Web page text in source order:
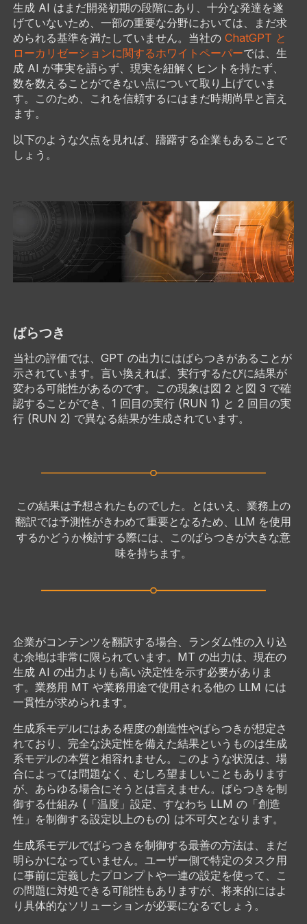
生成 AI はまだ開発初期の段階にあり、十分な発達を遂
げていないため、一部の重要な分野においては、まだ求
められる基準を満たしていません。当社の ChatGPT と
ローカリゼーションに関するホワイトペーパーでは、生
成 AI が事実を語らず、現実を紐解くヒントを持たず、
数を数えることができない点について取り上げていま
す。このため、これを信頼するにはまだ時期尚早と言え
ます。
以下のような欠点を見れば、躊躇する企業もあることで
しょう。
ばらつき
当社の評価では、GPT の出力にはばらつきがあることが
示されています。言い換えれば、実行するたびに結果が
変わる可能性があるのです。この現象は図 2 と図 3 で確
認することができ、1 回目の実行 (RUN 1) と 2 回目の実
行 (RUN 2) で異なる結果が生成されています。
この結果は予想されたものでした。とはいえ、業務上の
翻訳では予測性がきわめて重要となるため、LLM を使用
するかどうか検討する際には、このばらつきが大きな意
味を持ちます。
企業がコンテンツを翻訳する場合、ランダム性の入り込
む余地は非常に限られています。MT の出力は、現在の
生成 AI の出力よりも高い決定性を示す必要がありま
す。業務用 MT や業務用途で使用される他の LLM には
一貫性が求められます。
生成系モデルにはある程度の創造性やばらつきが想定さ
れており、完全な決定性を備えた結果というものは生成
系モデルの本質と相容れません。
このような状況は、場
合によっては問題なく、むしろ望ましいこともあります
が、あらゆる場合にそうとは言えません。ばらつきを制
御する仕組み (「温度」設定、すなわち LLM の「創造
性」を制御する設定以上のもの) は不可欠となります。
生成系モデルでばらつきを制御する最善の方法は、まだ
明らかになっていません。ユーザー側で特定のタスク用
に事前に定義したプロンプトや一連の設定を使って、こ
の問題に対処できる可能性もありますが、将来的にはよ
り具体的なソリューションが必要になるでしょう。